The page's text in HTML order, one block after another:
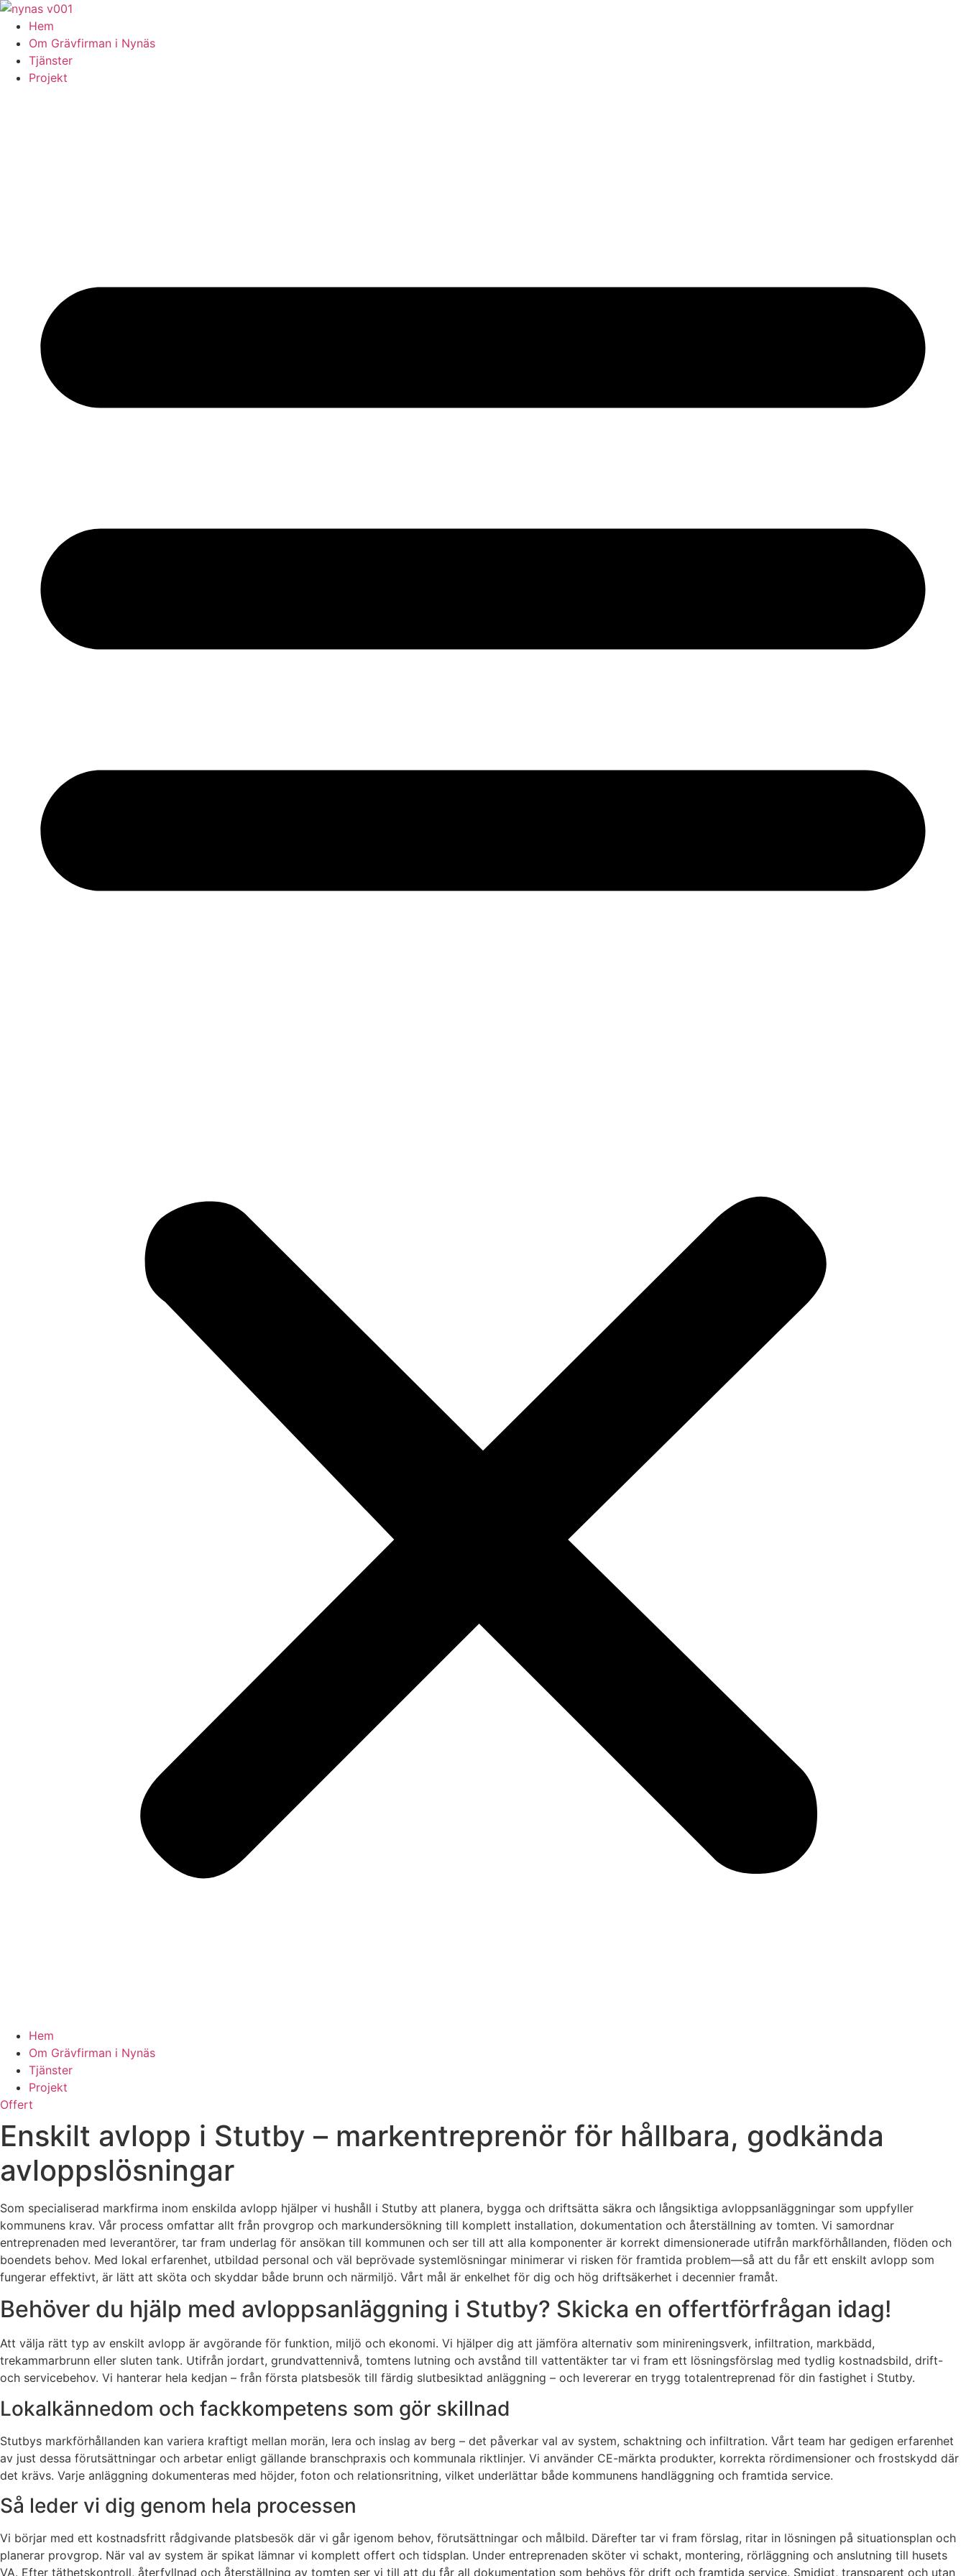
Skip
content
Hem
Om Grävfirman i Nynäs
Tjänster
Projekt
Hem
Om Grävfirman i Nynäs
Tjänster
Projekt
Offert
Enskilt avlopp i Stutby – markentreprenör för hållbara, godkända
avloppslösningar
Som specialiserad markfirma inom enskilda avlopp hjälper vi hushåll i Stutby att planera, bygga och driftsätta säkra och långsiktiga avloppsanläggningar som uppfyller
kommunens krav. Vår process omfattar allt från provgrop och markundersökning till komplett installation, dokumentation och återställning av tomten. Vi samordnar
entreprenaden med leverantörer, tar fram underlag för ansökan till kommunen och ser till att alla komponenter är korrekt dimensionerade utifrån markförhållanden, flöden och
boendets behov. Med lokal erfarenhet, utbildad personal och väl beprövade systemlösningar minimerar vi risken för framtida problem—så att du får ett enskilt avlopp som
fungerar effektivt, är lätt att sköta och skyddar både brunn och närmiljö. Vårt mål är enkelhet för dig och hög driftsäkerhet i decennier framåt.
Behöver du hjälp med avloppsanläggning i Stutby? Skicka en offertförfrågan idag!
Att välja rätt typ av enskilt avlopp är avgörande för funktion, miljö och ekonomi. Vi hjälper dig att jämföra alternativ som minireningsverk, infiltration, markbädd,
trekammarbrunn eller sluten tank. Utifrån jordart, grundvattennivå, tomtens lutning och avstånd till vattentäkter tar vi fram ett lösningsförslag med tydlig kostnadsbild, drift-
och servicebehov. Vi hanterar hela kedjan – från första platsbesök till färdig slutbesiktad anläggning – och levererar en trygg totalentreprenad för din fastighet i Stutby.
Lokalkännedom och fackkompetens som gör skillnad
Stutbys markförhållanden kan variera kraftigt mellan morän, lera och inslag av berg – det påverkar val av system, schaktning och infiltration. Vårt team har gedigen erfarenhet
av just dessa förutsättningar och arbetar enligt gällande branschpraxis och kommunala riktlinjer. Vi använder CE-märkta produkter, korrekta rördimensioner och frostskydd där
det krävs. Varje anläggning dokumenteras med höjder, foton och relationsritning, vilket underlättar både kommunens handläggning och framtida service.
Så leder vi dig genom hela processen
Vi börjar med ett kostnadsfritt rådgivande platsbesök där vi går igenom behov, förutsättningar och målbild. Därefter tar vi fram förslag, ritar in lösningen på situationsplan och
planerar provgrop. När val av system är spikat lämnar vi komplett offert och tidsplan. Under entreprenaden sköter vi schakt, montering, rörläggning och anslutning till husets
VA. Efter täthetskontroll, återfyllnad och återställning av tomten ser vi till att du får all dokumentation som behövs för drift och framtida service. Smidigt, transparent och utan